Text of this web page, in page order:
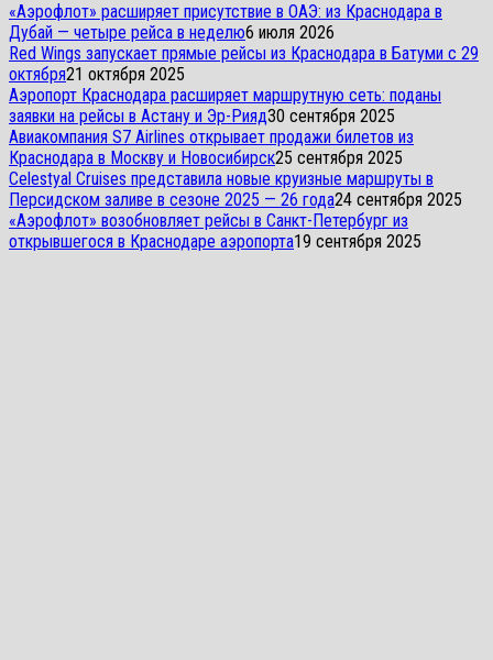
«Аэрофлот» расширяет присутствие в ОАЭ: из Краснодара в
Дубай — четыре рейса в неделю6 июля 2026
Red Wings запускает прямые рейсы из Краснодара в Батуми с 29
октября21 октября 2025
Аэропорт Краснодара расширяет маршрутную сеть: поданы
заявки на рейсы в Астану и Эр-Рияд30 сентября 2025
Авиакомпания S7 Airlines открывает продажи билетов из
Краснодара в Москву и Новосибирск25 сентября 2025
Celestyal Cruises представила новые круизные маршруты в
Персидском заливе в сезоне 2025 — 26 года24 сентября 2025
«Аэрофлот» возобновляет рейсы в Санкт-Петербург из
открывшегося в Краснодаре аэропорта19 сентября 2025